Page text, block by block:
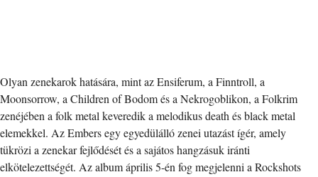
Olyan zenekarok hatására, mint az Ensiferum, a Finntroll, a
Moonsorrow, a Children of Bodom és a Nekrogoblikon, a Folkrim
zenéjében a folk metal keveredik a melodikus death és black metal
elemekkel. Az Embers egy egyedülálló zenei utazást ígér, amely
tükrözi a zenekar fejlődését és a sajátos hangzásuk iránti
elkötelezettségét. Az album április 5-én fog megjelenni a Rockshots